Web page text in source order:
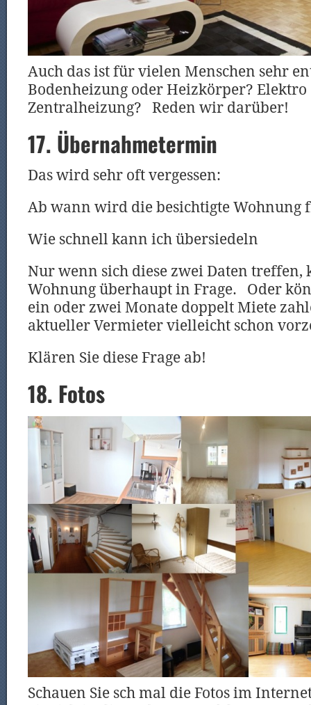
Auch das ist für vielen Menschen sehr
Bodenheizung oder Heizkörper? Elektro
Zentralheizung? Reden wir darüber!
17. Übernahmetermin
Das wird sehr oft vergessen:
Ab wann wird die besichtigte Wohnung
Wie schnell kann ich übersiedeln
Nur wenn sich diese zwei Daten treffen,
Wohnung überhaupt in Frage. Oder
ein oder zwei Monate doppelt Miete
aktueller Vermieter vielleicht schon
Klären Sie diese Frage ab!
18. Fotos
Schauen Sie sch mal die Fotos im